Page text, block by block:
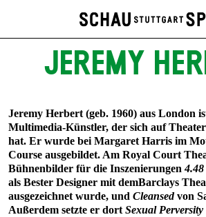
JEREMY
Jeremy Herbert (geb. 1960) aus London
Multimedia-Künstler, der sich auf
hat. Er wurde bei Margaret Harris im
Course ausgebildet. Am Royal Court
Bühnenbilder für die Inszenierungen4.48
als Bester Designer mit demBarclays
ausgezeichnet wurde, und Cleansedvon
Außerdem setzte er dort Sexual Perversity